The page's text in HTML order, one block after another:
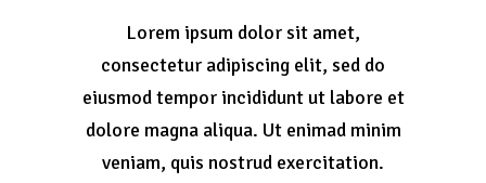
Lorem ipsum dolor sit amet,
consectetur adipiscing elit, sed do
eiusmod tempor incididunt ut labore et
dolore magna aliqua. Ut enimad minim
veniam, quis nostrud exercitation.